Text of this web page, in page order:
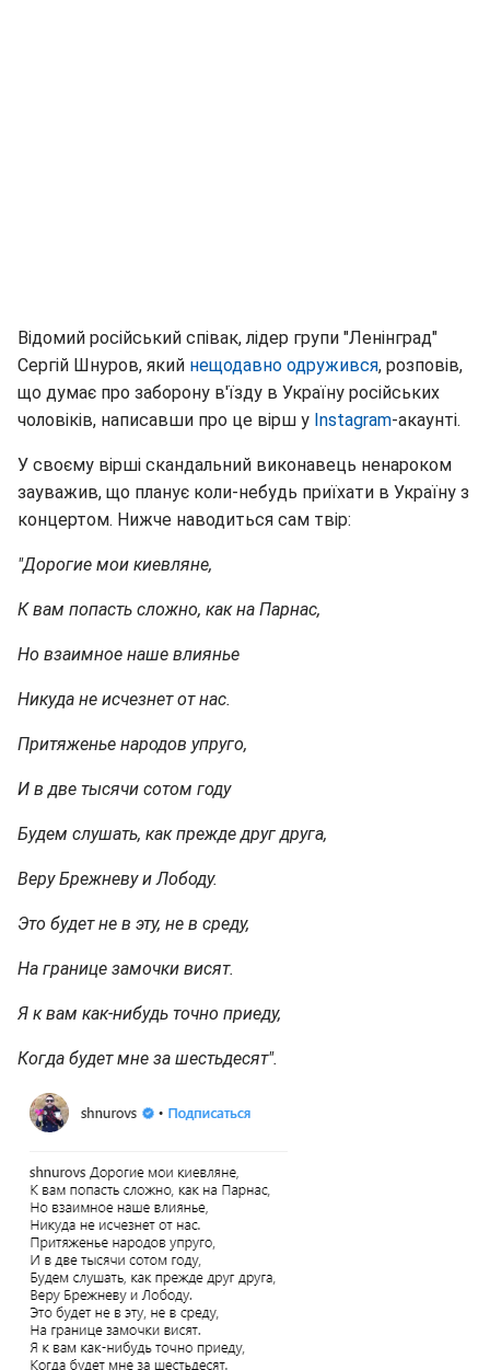
Відомий російський співак, лідер групи "Ленінград"
Сергій Шнуров, який нещодавно одружився, розповів,
що думає про заборону в'їзду в Україну російських
чоловіків, написавши про це вірш у Instagram-акаунті.
У своєму вірші скандальний виконавець ненароком
зауважив, що планує коли-небудь приїхати в Україну з
концертом. Нижче наводиться сам твір:
"Дорогие мои киевляне,
К вам попасть сложно, как на Парнас,
Но взаимное наше влиянье
Никуда не исчезнет от нас.
Притяженье народов упруго,
И в две тысячи сотом году
Будем слушать, как прежде друг друга,
Веру Брежневу и Лободу.
Это будет не в эту, не в среду,
На границе замочки висят.
Я к вам как-нибудь точно приеду,
Когда будет мне за шестьдесят".